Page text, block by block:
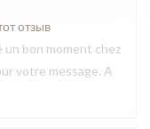
отзыв
un bon moment chez
votre message. A